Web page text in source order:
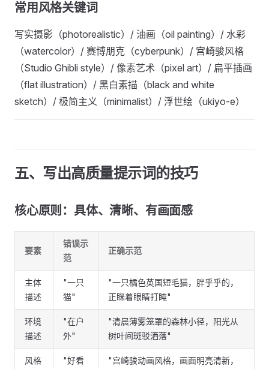
常用风格关键词
写实摄影（photorealistic）/ 油画（oil painting）/ 水彩
（watercolor）/ 赛博朋克（cyberpunk）/ 宫崎骏风格
（Studio Ghibli style）/ 像素艺术（pixel art）/ 扁平插画
（flat illustration）/ 黑白素描（black and white
sketch）/ 极简主义（minimalist）/ 浮世绘（ukiyo-e）
五、写出高质量提示词的技巧
核心原则：具体、清晰、有画面感
要素
错误示
范
正确示范
主体
描述
"一只
猫"
"一只橘色英国短毛猫，胖乎乎的，
正眯着眼睛打盹"
环境
描述
"在户
外"
"清晨薄雾笼罩的森林小径，阳光从
树叶间斑驳洒落"
风格
"好看
"宫崎骏动画风格，画面明亮清新，